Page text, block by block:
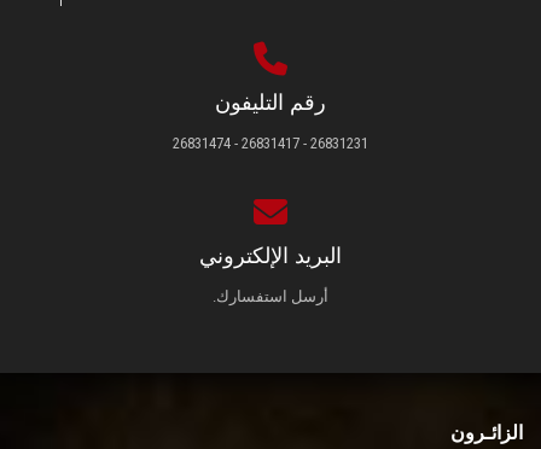
رقم التليفون
26831231 - 26831417 - 26831474
البريد الإلكتروني
أرسل استفسارك.
الزائـرون